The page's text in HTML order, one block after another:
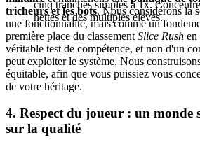
cinq tranches simples à 1x.
nettes et des multiples élevés.
tricheurs et les bots. Nous considérons la
une fonctionnalité, mais comme un
première place du classement Slice Rush en
véritable test de compétence, et non d'un
peut exploiter le système. Nous
équitable, afin que vous puissiez vous
de votre héritage.
4. Respect du joueur : un monde
sur la qualité